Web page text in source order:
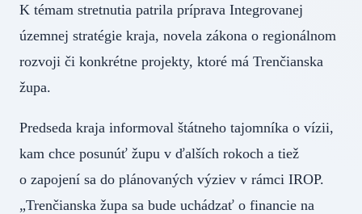
K témam stretnutia patrila príprava Integrovanej
územnej stratégie kraja, novela zákona o regionálnom
rozvoji či konkrétne projekty, ktoré má Trenčianska
župa.
Predseda kraja informoval štátneho tajomníka o vízii,
kam chce posunúť župu v ďalších rokoch a tiež
o zapojení sa do plánovaných výziev v rámci IROP.
„Trenčianska župa sa bude uchádzať o financie na